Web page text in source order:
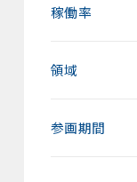
稼働率
領域
参画期間